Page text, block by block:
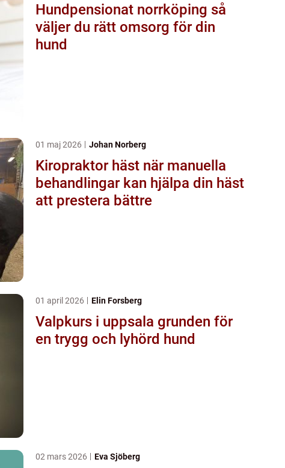
Hundpensionat norrköping så
väljer du rätt omsorg för din
hund
01 maj 2026 Johan Norberg
Kiropraktor häst när manuella
behandlingar kan hjälpa din häst
att prestera bättre
01 april 2026 Elin Forsberg
Valpkurs i uppsala grunden för
en trygg och lyhörd hund
02 mars 2026 Eva Sjöberg